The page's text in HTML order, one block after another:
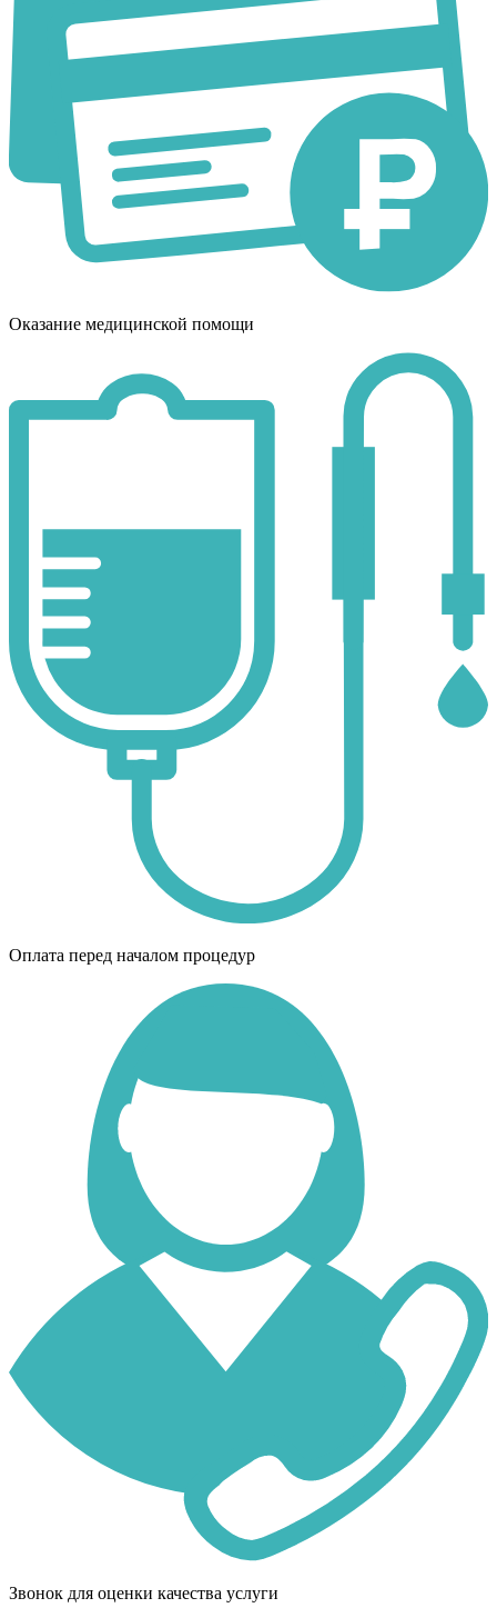
Оказание медицинской помощи
Оплата перед началом процедур
Звонок для оценки качества услуги